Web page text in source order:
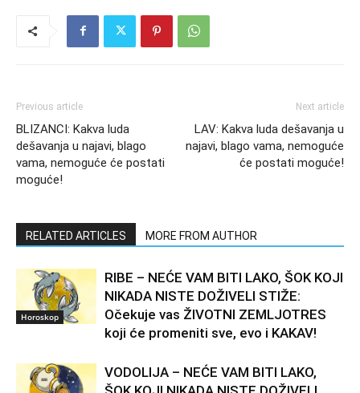
Previous article
BLIZANCI: Kakva luda
dešavanja u najavi, blago
vama, nemoguće će postati
moguće!
Next article
LAV: Kakva luda dešavanja u
najavi, blago vama, nemoguće
će postati moguće!
RELATED ARTICLES MORE FROM AUTHOR
Horoskop
RIBE – NEĆE VAM BITI LAKO, ŠOK KOJI
NIKADA NISTE DOŽIVELI STIŽE:
Očekuje vas ŽIVOTNI ZEMLJOTRES
koji će promeniti sve, evo i KAKAV!
VODOLIJA – NEĆE VAM BITI LAKO,